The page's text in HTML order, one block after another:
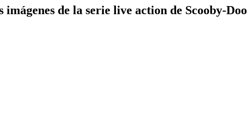
de la serie live action de Scooby-Doo